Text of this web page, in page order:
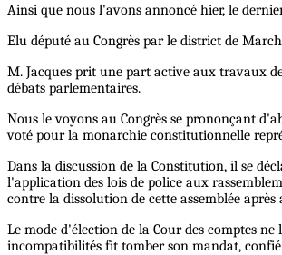
Ainsi que nous l'avons annoncé hier, le
Elu député au Congrès par le district de
M. Jacques prit une part active aux travaux
débats parlementaires.
Nous le voyons au Congrès se prononçant
voté pour la monarchie constitutionnelle
Dans la discussion de la Constitution, il se
l'application des lois de police aux
contre la dissolution de cette assemblée
Le mode d'élection de la Cour des comptes
incompatibilités fit tomber son mandat,